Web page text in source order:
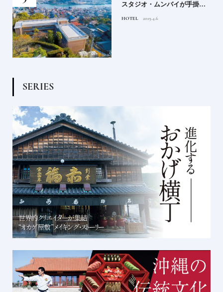
スタジオ・ムンバイが手掛け
HOTEL 2019.4.6
SERIES